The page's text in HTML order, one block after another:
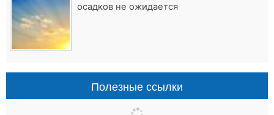
осадков не ожидается
Полезные ссылки